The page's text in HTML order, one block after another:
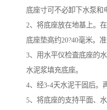
底座寸可不必卸下水泵和
2、将底座放在地基上。
底座垫高约20?40毫米。
3、用水平仪检査底座的
水泥浆填充底座。
4、经3-4天水泥干固后。
5、将底座的支持平面、